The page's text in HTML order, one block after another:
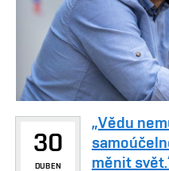
30
DUBEN
„Vědu
měnit